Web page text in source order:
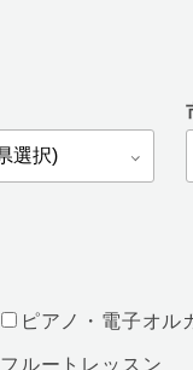
ピアノ・電子オル
フルートレッスン